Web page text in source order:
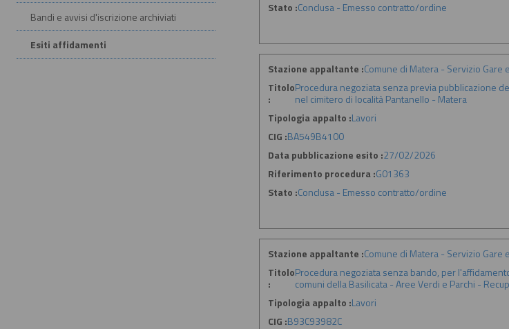
Bandi e avvisi d'iscrizione archiviati
Esiti affidamenti
Stato :Conclusa - Emesso contratto/ordine
Stazione appaltante :Comune di Matera - Servizio Gare
Titolo
:
Procedura negoziata senza previa pubblicazione
nel cimitero di località Pantanello - Matera
Tipologia appalto :Lavori
CIG :BA549B4100
Data pubblicazione esito :27/02/2026
Riferimento procedura :G01363
Stato :Conclusa - Emesso contratto/ordine
Stazione appaltante :Comune di Matera - Servizio Gare
Titolo
:
Procedura negoziata senza bando, per
comuni della Basilicata - Aree Verdi e Parchi -
Tipologia appalto :Lavori
CIG :B93C93982C